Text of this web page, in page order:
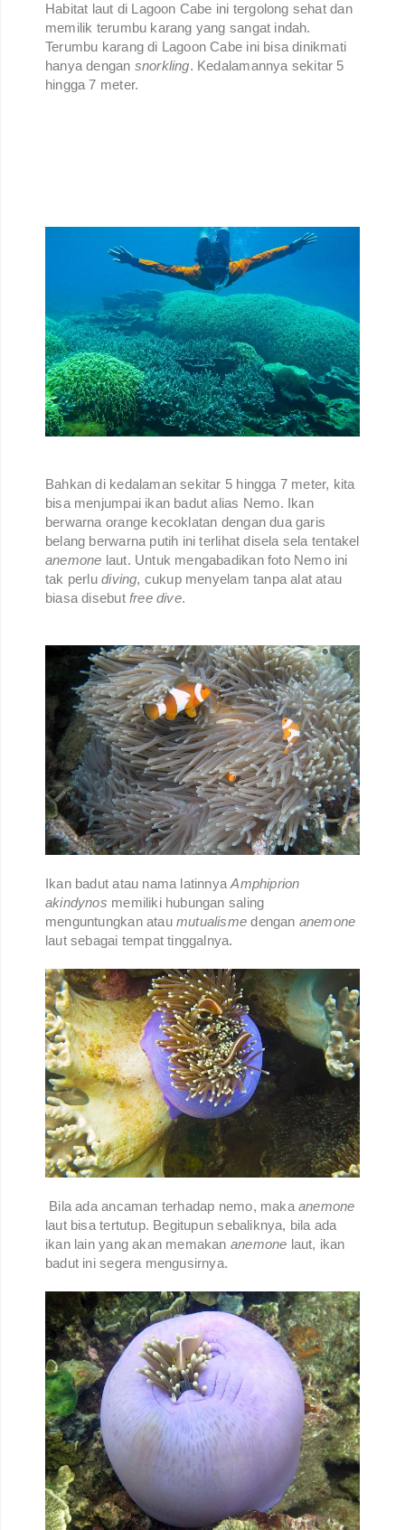
Habitat laut di Lagoon Cabe ini tergolong sehat dan
memilik terumbu karang yang sangat indah.
Terumbu karang di Lagoon Cabe ini bisa dinikmati
hanya dengan snorkling. Kedalamannya sekitar 5
hingga 7 meter.
Bahkan di kedalaman sekitar 5 hingga 7 meter, kita
bisa menjumpai ikan badut alias Nemo. Ikan
berwarna orange kecoklatan dengan dua garis
belang berwarna putih ini terlihat disela sela tentakel
anemone laut. Untuk mengabadikan foto Nemo ini
tak perludiving, cukup menyelam tanpa alat atau
biasa disebut free dive.
Ikan badut atau nama latinnyaAmphiprion
akindynos memiliki hubungan saling
menguntungkan atau mutualismedengan anemone
laut sebagai tempat tinggalnya.
Bila ada ancaman terhadap nemo, maka anemone
laut bisa tertutup. Begitupun sebaliknya, bila ada
ikan lain yang akan memakan anemone laut, ikan
badut ini segera mengusirnya.